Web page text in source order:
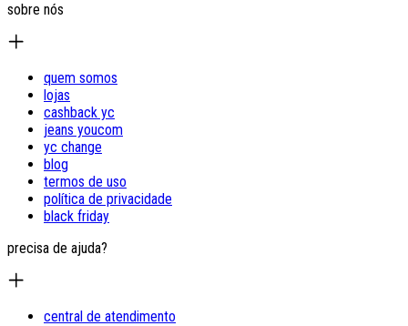
sobre nós
quem somos
lojas
cashback yc
jeans youcom
yc change
blog
termos de uso
política de privacidade
black friday
precisa de ajuda?
central de atendimento